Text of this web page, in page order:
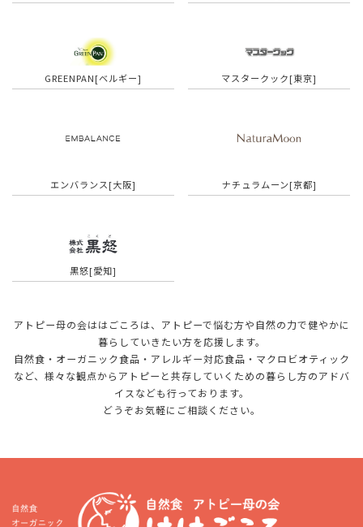
GREENPAN[ベルギー] マスタークック[東京]
エンバランス[大阪] ナチュラムーン[京都]
黒怒[愛知]
アトピー母の会ははごころは、アトピーで悩む方や自然の力で健やかに
暮らしていきたい方を応援します。
自然食・オーガニック食品・アレルギー対応食品・マクロビオティック
など、様々な観点から アトピーと共存していくための暮らし方のアドバ
イスなども行っております。
どうぞお気軽にご相談ください。